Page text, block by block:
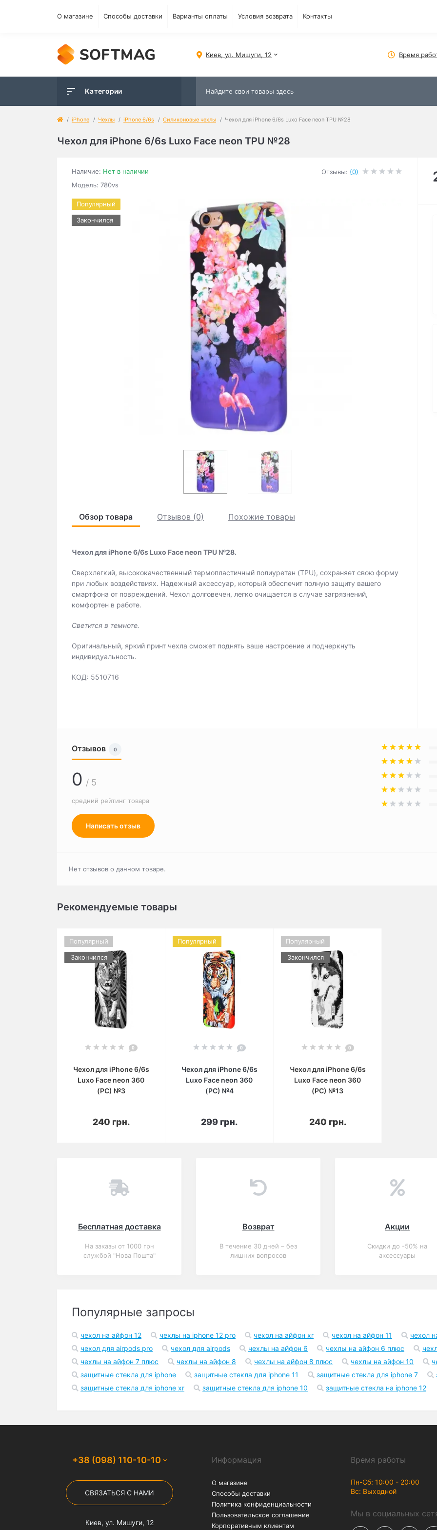
О магазине Способы доставки Варианты оплаты Условия возврата Контакты
Киев, ул. Мишуги, 12 Время
Категории
iPhone Чехлы iPhone 6/6s Силиконовые чехлы Чехол для iPhone 6/6s Luxo Face neon TPU №28
Чехол для iPhone 6/6s Luxo Face neon TPU №28
Наличие: Нет в наличии
Модель: 780vs
Отзывы: (0)
Популярный
Закончился
Обзор товара Отзывов (0) Похожие товары
Чехол для iPhone 6/6s Luxo Face neon TPU №28.
Сверхлегкий, высококачественный термопластичный полиуретан (TPU), сохраняет свою форму
при любых воздействиях. Надежный аксессуар, который обеспечит полную защиту вашего
смартфона от повреждений. Чехол долговечен, легко очищается в случае загрязнений,
комфортен в работе.
Светится в темноте.
Оригинальный, яркий принт чехла сможет поднять ваше настроение и подчеркнуть
индивидуальность.
КОД: 5510716
Отзывов 0
0 / 5
средний рейтинг товара
Написать отзыв
Нет отзывов о данном товаре.
Рекомендуемые товары
Популярный
Закончился
0
Чехол для iPhone 6/6s
Luxo Face neon 360
(PC) №3
240 грн.
В корзину
Популярный
0
Чехол для iPhone 6/6s
Luxo Face neon 360
(PC) №4
299 грн.
В корзину
Популярный
Закончился
0
Чехол для iPhone 6/6s
Luxo Face neon 360
(PC) №13
240 грн.
В корзину
Чехол для iPhone 6/6s
240 грн.
Популярные запросы
чехол на айфон 12 чехлы на iphone 12 pro чехол на айфон xr